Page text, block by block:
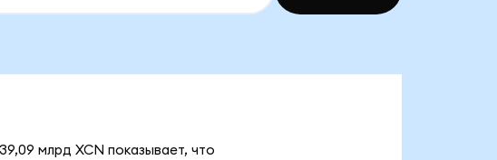
млрд XCN показывает, что